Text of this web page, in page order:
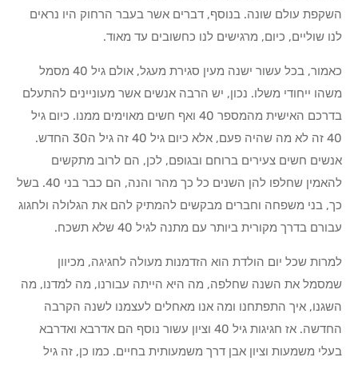
השקפת עולם שונה. בנוסף, דברים אשר בעבר הרחוק היו נראים
לנו שוליים, כיום, מרגישים לנו כחשובים עד מאוד.
כאמור, בכל עשור ישנה מעין סגירת מעגל, אולם גיל 40 מסמל
משהו ייחודי משלו. נכון, יש הרבה אנשים אשר מעוניינים להתעלם
בדרכם האישית מהמספר 40 ואף חשים מאוימים ממנו. כיום גיל
40 זה לא מה שהיה פעם, אלא כיום גיל 40 זה גיל ה30 החדש.
אנשים חשים צעירים ברוחם ובגופם, לכן, הם לרוב מתקשים
להאמין שחלפו להן השנים כל כך מהר והנה, הם כבר בני 40. בשל
כך, בני משפחה וחברים מבקשים להמתיק להם את הגלולה ולחגוג
עבורם בדרך מקורית ביותר עם מתנה לגיל 40 שלא תשכח.
למרות שכל יום הולדת הוא הזדמנות מעולה לחגיגה, מכיוון
שמסמל את השנה שחלפה, מה היא הייתה עבורנו, מה למדנו, מה
השגנו, איך התפתחנו ומה אנו מאחלים לעצמנו לשנה הקרבה
החדשה. אז חגיגות גיל 40 וציון עשור נוסף הם אדרבא ואדרבא
בעלי משמעות וציון אבן דרך משמעותית בחיים. כמו כן, זה גיל